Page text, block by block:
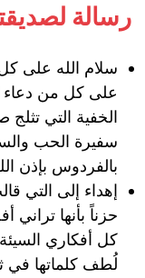
رسالة
سلام الله على
على كل من دعاء
الخفية التي تثلج
سفيرة الحب
بالفردوس بإذن
إهداء إلى التي
حزناً بأنها
كل أفكاري
لُطف كلماتها في